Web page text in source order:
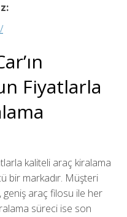
Fiyatlarla
kaliteli araç kiralama
bir markadır. Müşteri
araç filosu ile her
süreci ise son